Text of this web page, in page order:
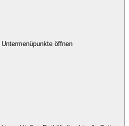
Untermenüpunkte öffnen